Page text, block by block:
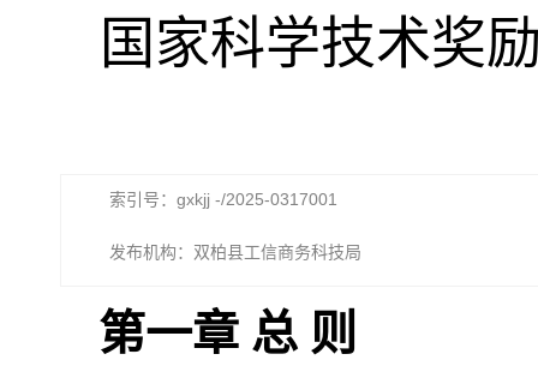
国家科学技术奖
索引号：gxkjj -/2025-0317001
发布机构：双柏县工信商务科技局
第一章 总 则